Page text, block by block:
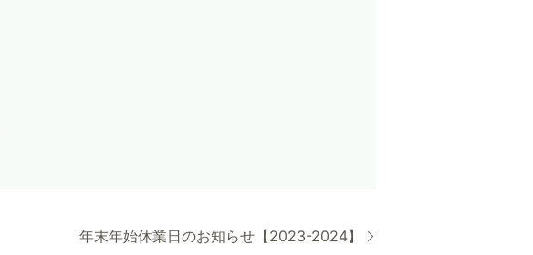
年末年始休業日のお知らせ【2023-2024】